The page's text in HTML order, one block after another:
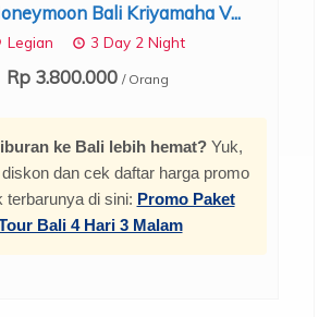
Bali Kriyamaha V...
Legian 3 Day 2 Night
Rp 3.800.000 / Orang
ke Bali lebih hemat?Yuk,
dan cek daftar harga promo
terbarunya di sini: Promo Paket
Bali 4 Hari 3 Malam